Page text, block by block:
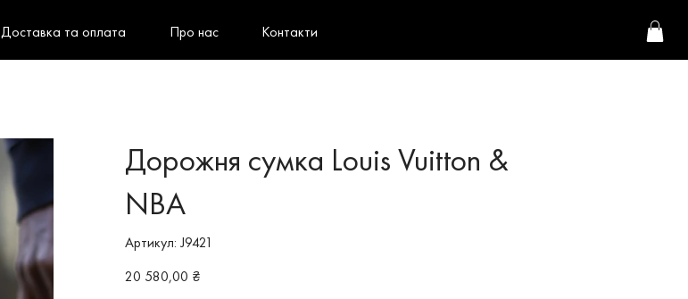
Доставка та оплата Про нас Контакти
Дорожня сумка Louis Vuitton &
NBA
Артикул:
Артикул
J9421
J9421
Ціна
20 580,00 ₴